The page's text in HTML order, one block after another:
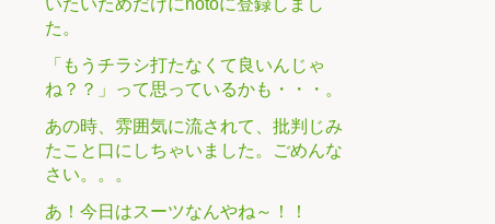
た。
「もうチラシ打たなくて良いんじゃ
ね？？」って思っているかも・・・。
あの時、雰囲気に流されて、批判じみ
たこと口にしちゃいました。ごめんな
さい。。。
あ！今日はスーツなんやね～！！